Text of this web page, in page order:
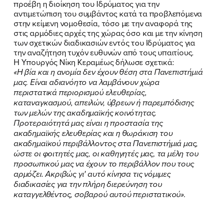
ΕΚΔΗΛΩΣΕΙΣ
ΝΕΑ
ΕΛΑ ΚΙ ΕΣΥ
FB IN TW YT LN VB TIKTOK
προέβη η διοίκηση του Ιδρύματος για την
αντιμετώπιση του συμβάντος κατά τα προβλεπόμενα
στην κείμενη νομοθεσία, τόσο με την αναφορά της
στις αρμόδιες αρχές της χώρας όσο και με την κίνηση
των σχετικών διαδικασιών εντός του Ιδρύματος για
την αναζήτηση τυχόν ευθυνών από τους υπαιτίους.
Η Υπουργός Νίκη Κεραμέως δήλωσε σχετικά:
«Η βία και η ανομία δεν έχουν θέση στα Πανεπιστήμιά
μας. Είναι αδιανόητο να λαμβάνουν χώρα
περιστατικά περιορισμού ελευθερίας,
καταναγκασμού, απειλών, ύβρεων ή παρεμπόδισης
των μελών της ακαδημαϊκής κοινότητας.
Προτεραιότητά μας είναι η προστασία της
ακαδημαϊκής ελευθερίας και η θωράκιση του
ακαδημαϊκού περιβάλλοντος στα Πανεπιστήμιά μας,
ώστε οι φοιτητές μας, οι καθηγητές μας, τα μέλη του
προσωπικού μας να έχουν το περιβάλλον που τους
αρμόζει. Ακριβώς γι’ αυτό κίνησα τις νόμιμες
διαδικασίες για την πλήρη διερεύνηση του
καταγγελθέντος, σοβαρού αυτού περιστατικού».